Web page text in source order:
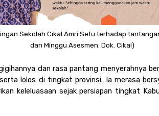
Sekolah Cikal Amri Setu terhadap
dan Minggu Asesmen. Dok. Cikal)
dan rasa pantang menyerahnya
lolos di tingkat provinsi. Ia merasa
keleluasaan sejak persiapan tingkat